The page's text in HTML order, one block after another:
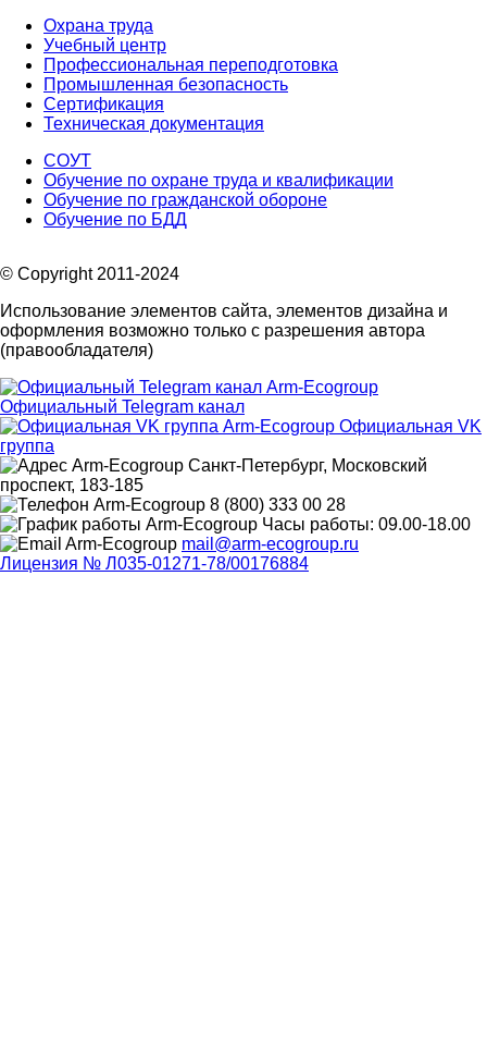
Охрана труда
Учебный центр
Профессиональная переподготовка
Промышленная безопасность
Сертификация
Техническая документация
СОУТ
Обучение по охране труда и квалификации
Обучение по гражданской обороне
Обучение по БДД
© Copyright 2011-2024
Использование элементов сайта, элементов дизайна и
оформления возможно только с разрешения автора
(правообладателя)
Официальный Telegram канал
Официальная VK
группа
Санкт-Петербург, Московский
проспект, 183-185
8 (800) 333 00 28
Часы работы: 09.00-18.00
mail@arm-ecogroup.ru
Лицензия № Л035-01271-78/00176884